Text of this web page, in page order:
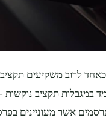
כאחד לרוב משקיעים
במגבלות תקציב נוקשות
אשר מעוניינים